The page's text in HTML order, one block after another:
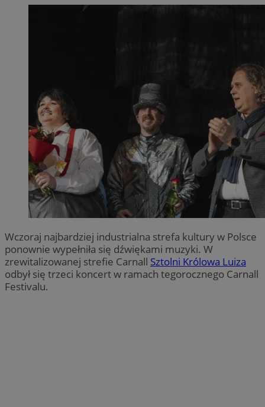
Wczoraj najbardziej industrialna strefa kultury w Polsce
ponownie wypełniła się dźwiękami muzyki. W
zrewitalizowanej strefie Carnall Sztolni Królowa Luiza
odbył się trzeci koncert w ramach tegorocznego Carnall
Festivalu.